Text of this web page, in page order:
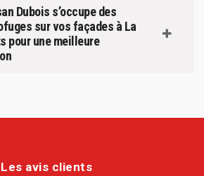
Dubois s’occupe des
sur vos façades à La
pour une meilleure
Les avis clients